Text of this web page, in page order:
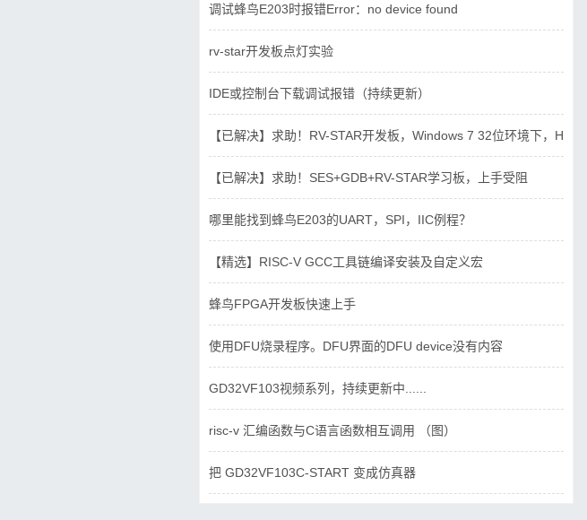
调试蜂鸟E203时报错Error：no device found
rv-star开发板点灯实验
IDE或控制台下载调试报错（持续更新）
【已解决】求助！RV-STAR开发板，Windows 7 32位环境下，
【已解决】求助！SES+GDB+RV-STAR学习板，上手受阻
哪里能找到蜂鸟E203的UART，SPI，IIC例程？
【精选】RISC-V GCC工具链编译安装及自定义宏
蜂鸟FPGA开发板快速上手
使用DFU烧录程序。DFU界面的DFU device没有内容
GD32VF103视频系列，持续更新中......
risc-v 汇编函数与C语言函数相互调用 （图）
把 GD32VF103C-START 变成仿真器